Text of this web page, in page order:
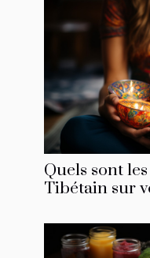
Quels sont
Tibétain sur